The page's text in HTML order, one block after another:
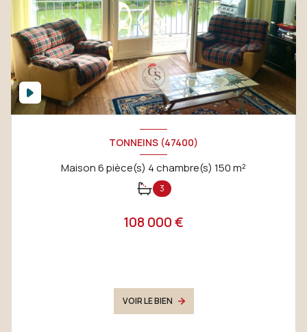
TONNEINS (47400)
Maison 6 pièce(s) 4 chambre(s) 150 m²
3
108 000 €
VOIR LE BIEN